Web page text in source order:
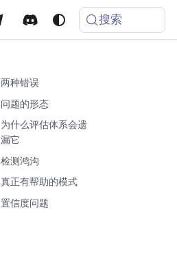
搜索
两种错误
问题的形态
为什么评估体系会遗
漏它
检测鸿沟
真正有帮助的模式
置信度问题